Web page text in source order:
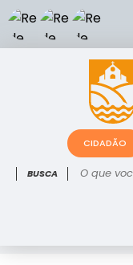
O que voce procura?
CIDADÃO